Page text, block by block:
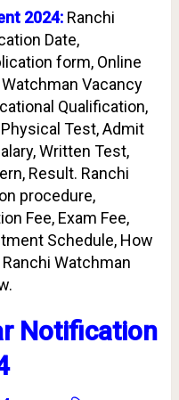
2024: Ranchi
Date,
form, Online
Vacancy
Qualification,
Test, Admit
Written Test,
Result. Ranchi
procedure,
Fee, Exam Fee,
Schedule, How
Watchman
Notification